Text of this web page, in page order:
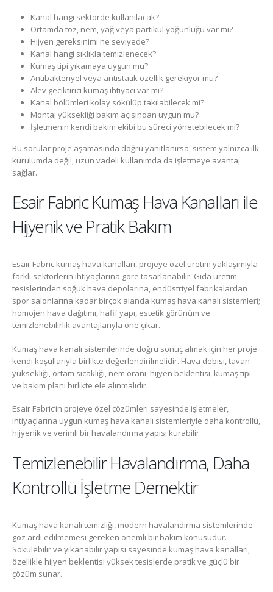
Kanal hangi sektörde kullanılacak?
Ortamda toz, nem, yağ veya partikül yoğunluğu var mı?
Hijyen gereksinimi ne seviyede?
Kanal hangi sıklıkla temizlenecek?
Kumaş tipi yıkamaya uygun mu?
Antibakteriyel veya antistatik özellik gerekiyor mu?
Alev geciktirici kumaş ihtiyacı var mı?
Kanal bölümleri kolay sökülüp takılabilecek mi?
Montaj yüksekliği bakım açısından uygun mu?
İşletmenin kendi bakım ekibi bu süreci yönetebilecek mi?
Bu sorular proje aşamasında doğru yanıtlanırsa, sistem yalnızca ilk
kurulumda değil, uzun vadeli kullanımda da işletmeye avantaj
sağlar.
Esair Fabric Kumaş Hava Kanalları ile
Hijyenik ve Pratik Bakım
Esair Fabric kumaş hava kanalları, projeye özel üretim yaklaşımıyla
farklı sektörlerin ihtiyaçlarına göre tasarlanabilir. Gıda üretim
tesislerinden soğuk hava depolarına, endüstriyel fabrikalardan
spor salonlarına kadar birçok alanda kumaş hava kanalı sistemleri;
homojen hava dağıtımı, hafif yapı, estetik görünüm ve
temizlenebilirlik avantajlarıyla öne çıkar.
Kumaş hava kanalı sistemlerinde doğru sonuç almak için her proje
kendi koşullarıyla birlikte değerlendirilmelidir. Hava debisi, tavan
yüksekliği, ortam sıcaklığı, nem oranı, hijyen beklentisi, kumaş tipi
ve bakım planı birlikte ele alınmalıdır.
Esair Fabric’in projeye özel çözümleri sayesinde işletmeler,
ihtiyaçlarına uygun kumaş hava kanalı sistemleriyle daha kontrollü,
hijyenik ve verimli bir havalandırma yapısı kurabilir.
Temizlenebilir Havalandırma, Daha
Kontrollü İşletme Demektir
Kumaş hava kanalı temizliği, modern havalandırma sistemlerinde
göz ardı edilmemesi gereken önemli bir bakım konusudur.
Sökülebilir ve yıkanabilir yapısı sayesinde kumaş hava kanalları,
özellikle hijyen beklentisi yüksek tesislerde pratik ve güçlü bir
çözüm sunar.